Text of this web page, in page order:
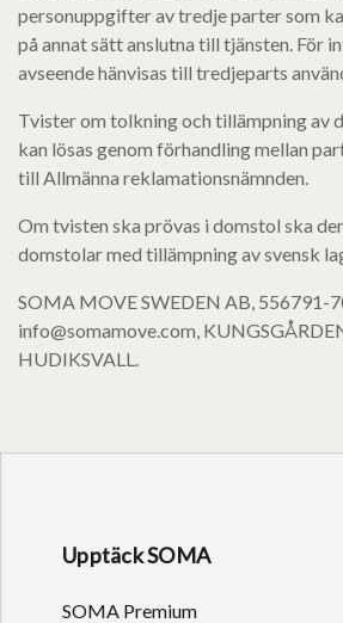
personuppgifter av tredje parter som
på annat sätt anslutna till tjänsten. För
avseende hänvisas till tredjeparts
Tvister om tolkning och tillämpning av
kan lösas genom förhandling mellan
till Allmänna reklamationsnämnden.
Om tvisten ska prövas i domstol ska
domstolar med tillämpning av svensk
SOMA MOVE SWEDEN AB, 556791-
info@somamove.com,
HUDIKSVALL.
Upptäck SOMA
SOMA Premium